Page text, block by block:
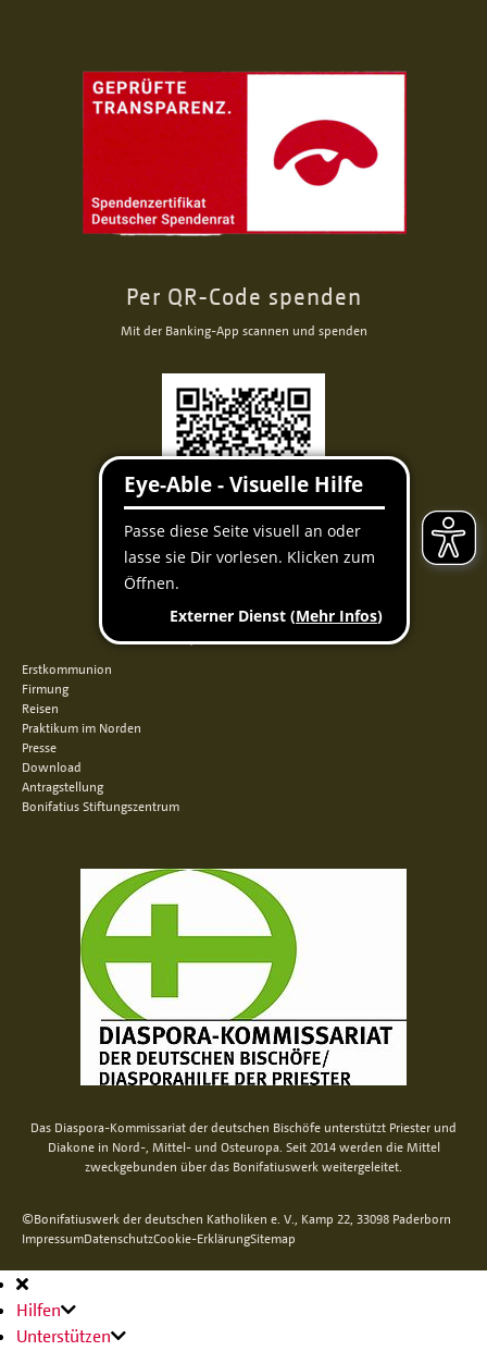
Per QR-Code spenden
Mit der Banking-App scannen und spenden
Facebook
QUICKLINKS
Erstkommunion
Firmung
Reisen
Praktikum im Norden
Presse
Download
Antragstellung
Bonifatius Stiftungszentrum
Das Diaspora-Kommissariat der deutschen Bischöfe unterstützt Priester und
Diakone in Nord-, Mittel- und Osteuropa. Seit 2014 werden die Mittel
zweckgebunden über das Bonifatiuswerk weitergeleitet.
©Bonifatiuswerk der deutschen Katholiken e. V., Kamp 22, 33098 Paderborn
ImpressumDatenschutzCookie-ErklärungSitemap
Hauptnavigation
Hilfen
Unterstützen